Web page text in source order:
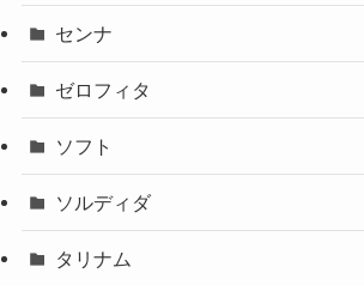
センナ
ゼロフィタ
ソフト
ソルディダ
タリナム